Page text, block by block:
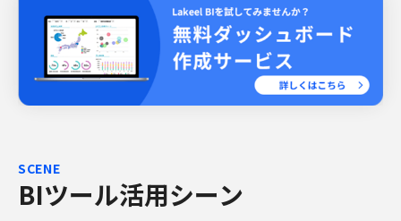
SCENE
BIツール活用シーン